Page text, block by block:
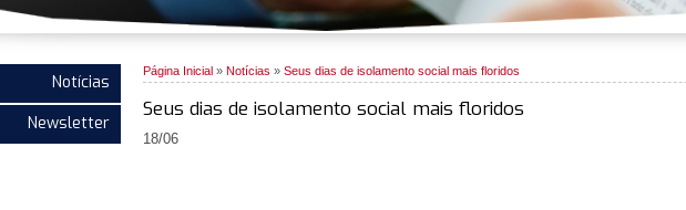
Notícias
Newsletter
Página Inicial » Notícias » Seus dias de isolamento social mais floridos
Seus dias de isolamento social mais floridos
18/06